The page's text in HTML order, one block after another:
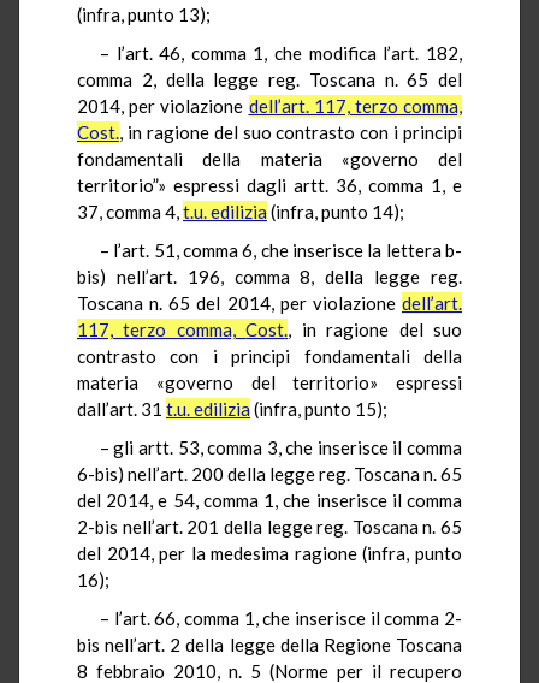
(infra, punto 13);
– l’art. 46, comma 1, che modifica l’art. 182,
comma 2, della legge reg. Toscana n. 65 del
2014, per violazione dell’art. 117, terzo comma,
Cost., in ragione del suo contrasto con i principi
fondamentali della materia «governo del
territorio”» espressi dagli artt. 36, comma 1, e
37, comma 4,t.u.edilizia (infra, punto 14);
– l’art. 51, comma 6, che inserisce la lettera b-
bis) nell’art. 196, comma 8, della legge reg.
Toscana n. 65 del 2014, per violazione dell’art.
117, terzo comma,Cost., in ragione del suo
contrasto con i principi fondamentali della
materia «governo del territorio» espressi
dall’art. 31 t.u.edilizia (infra, punto 15);
– gli artt. 53, comma 3, che inserisce il comma
6-bis) nell’art. 200 della legge reg. Toscana n. 65
del 2014, e 54, comma 1, che inserisce il comma
2-bis nell’art. 201 della legge reg. Toscana n. 65
del 2014, per la medesima ragione (infra, punto
16);
– l’art. 66, comma 1, che inserisce il comma 2-
bis nell’art. 2 della legge della Regione Toscana
8 febbraio 2010, n. 5 (Norme per il recupero